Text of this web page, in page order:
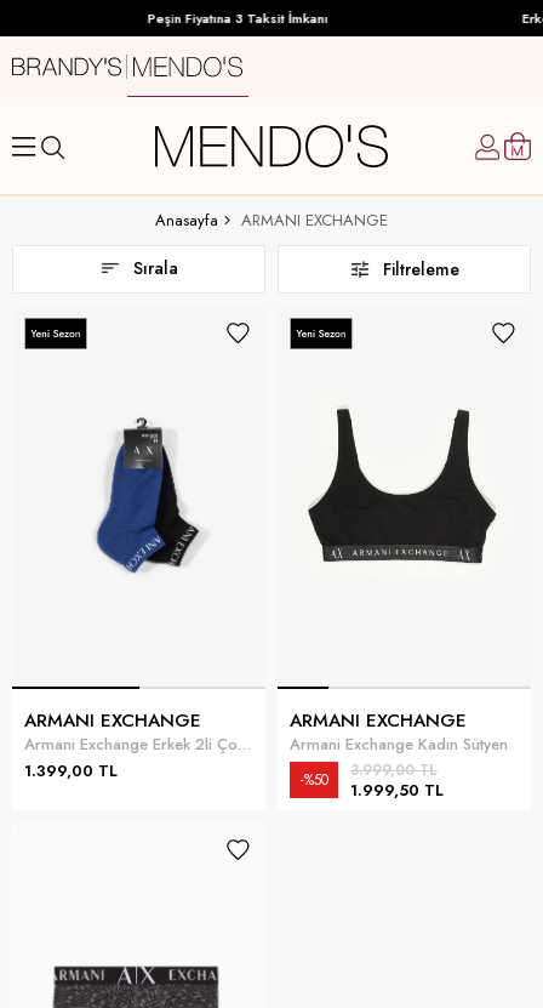
Peşin Fiyatına 3 Taksit İmkanı
Anasayfa ARMANI EXCHANGE
Filtreleme
Sırala
ARMANI EXCHANGE
Armani Exchange Erkek 2li Çorap Çok Renkli
1.399,00 TL
ARMANI EXCHANGE
Armani Exchange Kadın Sütyen
1.999,50 TL
3.999,00 TL
%50